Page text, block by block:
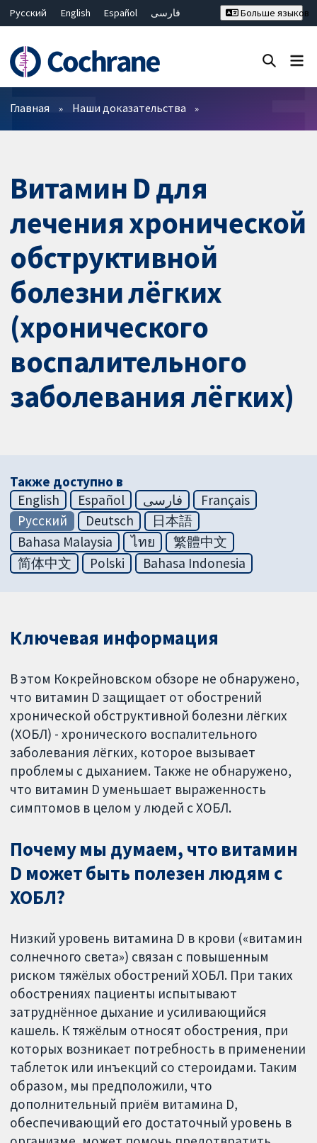
Русский English Español
فارسی
Bahasa Malaysia
ไทย
繁體中文
简体中文
Больше языков
Фильтры
Главная Наши доказательства
Витамин D для
лечения хронической
обструктивной
болезни лёгких
(хронического
воспалительного
заболевания лёгких)
Также доступно в
English
Español فارسی
Français
Русский
Deutsch
日本語
Bahasa Malaysia
ไทย
繁體中文
简体中文
Polski Bahasa Indonesia
Ключевая информация
В этом Кокрейновском обзоре не обнаружено,
что витамин D защищает от обострений
хронической обструктивной болезни лёгких
(ХОБЛ) - хронического воспалительного
заболевания лёгких, которое вызывает
проблемы с дыханием. Также не обнаружено,
что витамин D уменьшает выраженность
симптомов в целом у людей с ХОБЛ.
Почему мы думаем, что витамин
D может быть полезен людям с
ХОБЛ?
Низкий уровень витамина D в крови («витамин
солнечного света») связан с повышенным
риском тяжёлых обострений ХОБЛ. При таких
обострениях пациенты испытывают
затруднённое дыхание и усиливающийся
кашель. К тяжёлым относят обострения, при
которых возникает потребность в применении
таблеток или инъекций со стероидами. Таким
образом, мы предположили, что
дополнительный приём витамина D,
обеспечивающий его достаточный уровень в